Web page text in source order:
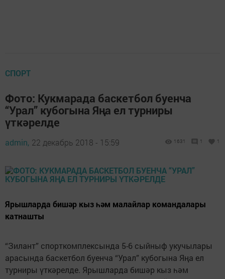
СПОРТ
Фото: Кукмарада баскетбол буенча
“Урал” кубогына Яңа ел турниры
үткәрелде
admin, 22 декабрь 2018 - 15:59 1631 1 1
Ярышларда бишәр кыз һәм малайлар командалары
катнашты
“Зилант” спорткомплексында 5-6 сыйныф укучылары
арасында баскетбол буенча “Урал” кубогына Яңа ел
турниры үткәрелде. Ярышларда бишәр кыз һәм